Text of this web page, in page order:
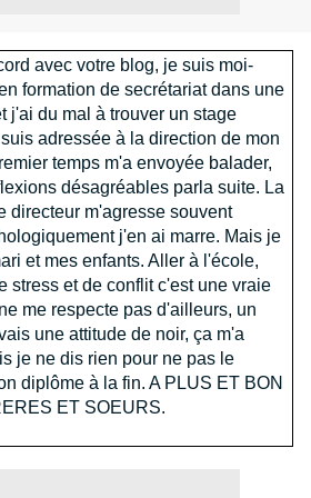
avec votre blog, je suis moi-
formation de secrétariat dans une
j'ai du mal à trouver un stage
adressée à la direction de mon
temps m'a envoyée balader,
désagréables parla suite. La
directeur m'agresse souvent
j'en ai marre. Mais je
et mes enfants. Aller à l'école,
stress et de conflit c'est une vraie
me respecte pas d'ailleurs, un
une attitude de noir, ça m'a
je ne dis rien pour ne pas le
diplôme à la fin. A PLUS ET BON
ET SOEURS.